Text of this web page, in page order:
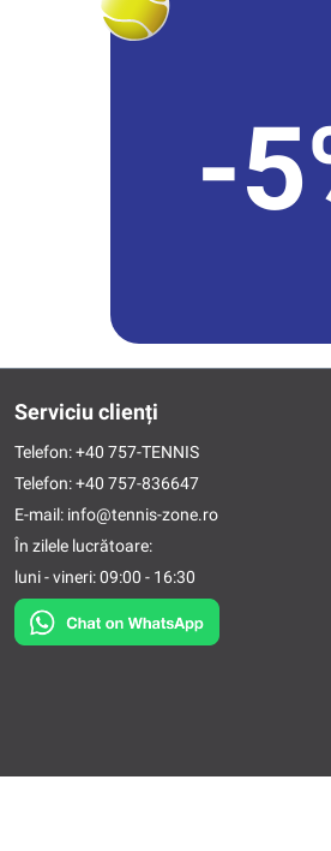
-
Serviciu clienți
Telefon:+40 757-TENNIS
Telefon:+40 757-836647
E-mail: info@tennis-zone.ro
În zilele lucrătoare:
luni - vineri: 09:00 - 16:30